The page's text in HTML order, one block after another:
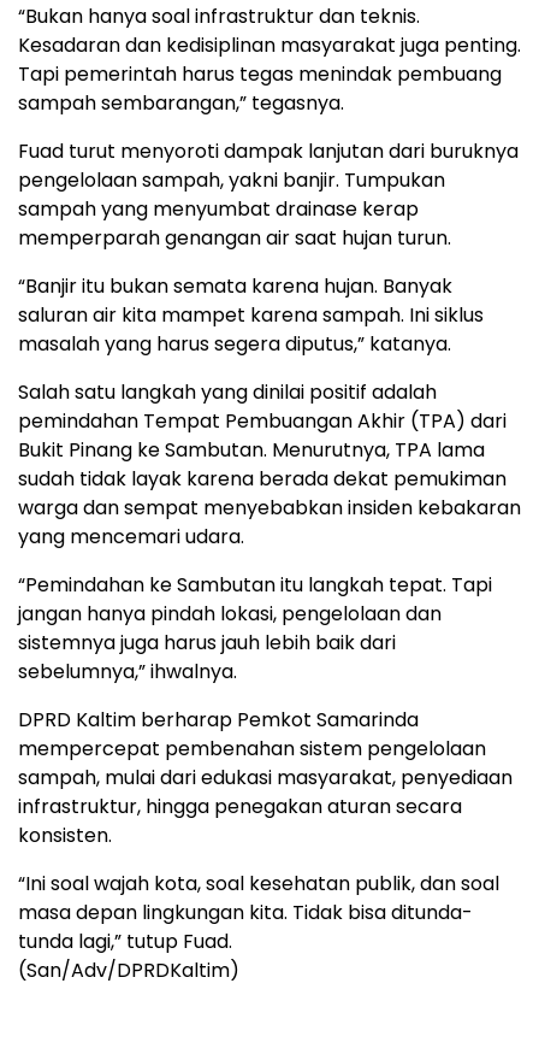
“Bukan hanya soal infrastruktur dan teknis.
Kesadaran dan kedisiplinan masyarakat juga penting.
Tapi pemerintah harus tegas menindak pembuang
sampah sembarangan,” tegasnya.
Fuad turut menyoroti dampak lanjutan dari buruknya
pengelolaan sampah, yakni banjir. Tumpukan
sampah yang menyumbat drainase kerap
memperparah genangan air saat hujan turun.
“Banjir itu bukan semata karena hujan. Banyak
saluran air kita mampet karena sampah. Ini siklus
masalah yang harus segera diputus,” katanya.
Salah satu langkah yang dinilai positif adalah
pemindahan Tempat Pembuangan Akhir (TPA) dari
Bukit Pinang ke Sambutan. Menurutnya, TPA lama
sudah tidak layak karena berada dekat pemukiman
warga dan sempat menyebabkan insiden kebakaran
yang mencemari udara.
“Pemindahan ke Sambutan itu langkah tepat. Tapi
jangan hanya pindah lokasi, pengelolaan dan
sistemnya juga harus jauh lebih baik dari
sebelumnya,” ihwalnya.
DPRD Kaltim berharap Pemkot Samarinda
mempercepat pembenahan sistem pengelolaan
sampah, mulai dari edukasi masyarakat, penyediaan
infrastruktur, hingga penegakan aturan secara
konsisten.
“Ini soal wajah kota, soal kesehatan publik, dan soal
masa depan lingkungan kita. Tidak bisa ditunda-
tunda lagi,” tutup Fuad.
(San/Adv/DPRDKaltim)